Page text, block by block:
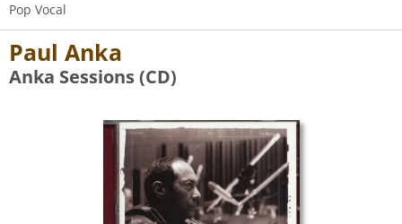
Pop Vocal
Paul Anka
Anka Sessions (CD)